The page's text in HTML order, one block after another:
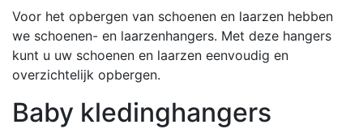
Voor het opbergen van schoenen en laarzen hebben
we schoenen- en laarzenhangers. Met deze hangers
kunt u uw schoenen en laarzen eenvoudig en
overzichtelijk opbergen.
Baby kledinghangers